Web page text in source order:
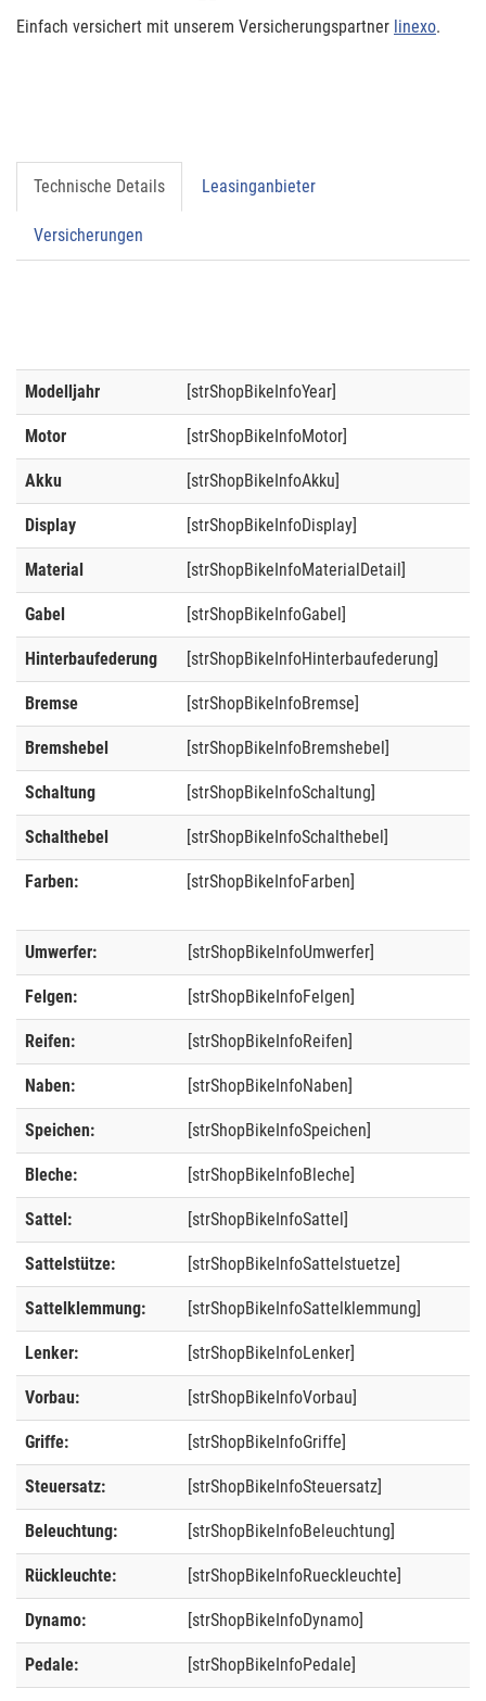
Einfach versichert mit unserem Versicherungspartner linexo.
Technische Details Leasinganbieter
Versicherungen
Modelljahr [strShopBikeInfoYear]
Motor [strShopBikeInfoMotor]
Akku [strShopBikeInfoAkku]
Display [strShopBikeInfoDisplay]
Material [strShopBikeInfoMaterialDetail]
Gabel [strShopBikeInfoGabel]
Hinterbaufederung [strShopBikeInfoHinterbaufederung]
Bremse [strShopBikeInfoBremse]
Bremshebel [strShopBikeInfoBremshebel]
Schaltung [strShopBikeInfoSchaltung]
Schalthebel [strShopBikeInfoSchalthebel]
Farben: [strShopBikeInfoFarben]
Umwerfer: [strShopBikeInfoUmwerfer]
Felgen: [strShopBikeInfoFelgen]
Reifen: [strShopBikeInfoReifen]
Naben: [strShopBikeInfoNaben]
Speichen: [strShopBikeInfoSpeichen]
Bleche: [strShopBikeInfoBleche]
Sattel: [strShopBikeInfoSattel]
Sattelstütze: [strShopBikeInfoSattelstuetze]
Sattelklemmung: [strShopBikeInfoSattelklemmung]
Lenker: [strShopBikeInfoLenker]
Vorbau: [strShopBikeInfoVorbau]
Griffe: [strShopBikeInfoGriffe]
Steuersatz: [strShopBikeInfoSteuersatz]
Beleuchtung: [strShopBikeInfoBeleuchtung]
Rückleuchte: [strShopBikeInfoRueckleuchte]
Dynamo: [strShopBikeInfoDynamo]
Pedale: [strShopBikeInfoPedale]